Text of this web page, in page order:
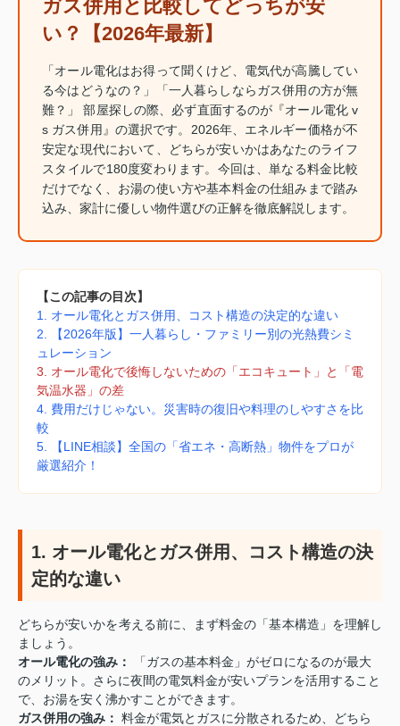
ガス併用と比較してどっちが安
い？【2026年最新】
「オール電化はお得って聞くけど、電気代が高騰してい
る今はどうなの？」「一人暮らしならガス併用の方が無
難？」 部屋探しの際、必ず直面するのが『オール電化 v
s ガス併用』の選択です。2026年、エネルギー価格が不
安定な現代において、どちらが安いかはあなたのライフ
スタイルで180度変わります。今回は、単なる料金比較
だけでなく、お湯の使い方や基本料金の仕組みまで踏み
込み、家計に優しい物件選びの正解を徹底解説します。
【この記事の目次】
1. オール電化とガス併用、コスト構造の決定的な違い
2. 【2026年版】一人暮らし・ファミリー別の光熱費シミ
ュレーション
3. オール電化で後悔しないための「エコキュート」と「電
気温水器」の差
4. 費用だけじゃない。災害時の復旧や料理のしやすさを比
較
5. 【LINE相談】全国の「省エネ・高断熱」物件をプロが
厳選紹介！
1. オール電化とガス併用、コスト構造の決
定的な違い
どちらが安いかを考える前に、まず料金の「基本構造」を理解し
ましょう。
オール電化の強み：
「ガスの基本料金」がゼロになるのが最大
のメリット。さらに夜間の電気料金が安いプランを活用すること
で、お湯を安く沸かすことができます。
ガス併用の強み： 料金が電気とガスに分散されるため、どちら